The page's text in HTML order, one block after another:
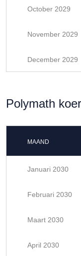
October 2029
November 2029
December 2029
Polymath
MAAND
Januari 2030
Februari 2030
Maart 2030
April 2030